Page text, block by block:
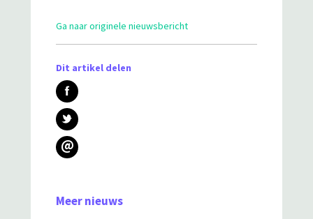
Ga naar originele nieuwsbericht
Dit artikel delen
@
Meer nieuws